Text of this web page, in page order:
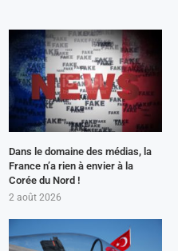
Dans le domaine des médias, la
France n’a rien à envier à la
Corée du Nord !
2 août 2026